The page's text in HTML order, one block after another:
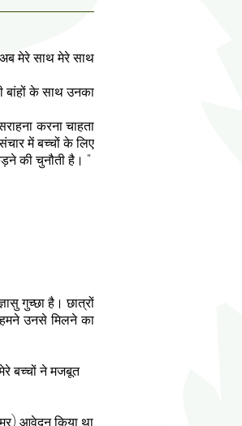
मेरे साथ मेरे साथ
बांहों के साथ उनका
करना चाहता
में बच्चों के लिए
की चुनौती है। "
गुच्छा है। छात्रों
उनसे मिलने का
बच्चों ने मजबूत